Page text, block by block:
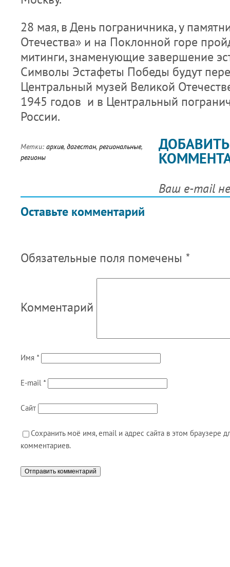
28 мая, в День пограничника, у
Отечества» и на Поклонной горе
митинги, знаменующие завершение
Символы Эстафеты Победы будут
Центральный музей Великой
1945 годов и в Центральный
России.
Метки: архив, дагестан, региональные,
регионы
Оставьте комментарий
ДОБАВИТЬ
Ваш e-mail
Обязательные поля помечены *
Комментарий
Имя *
E-mail *
Сайт
Сохранить моё имя, email и адрес сайта в этом браузере
комментариев.